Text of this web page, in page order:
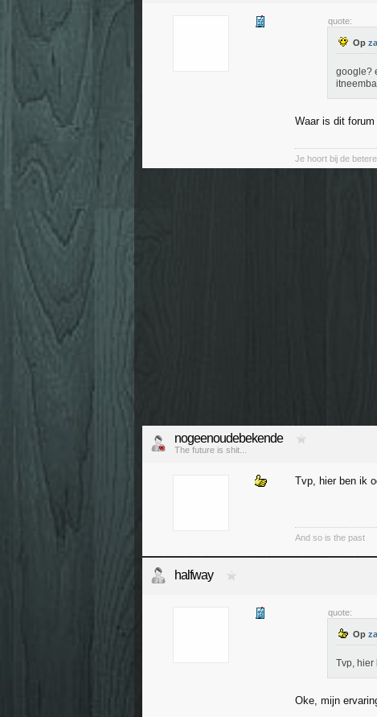
quote:
Op
google?
Waar is dit
Je hoort bij de
nogeenoudebekende
The future is shit...
Tvp, hier ben ik
And so is the past
halfway
quote:
Op
Tvp, hier
Oke, mijn